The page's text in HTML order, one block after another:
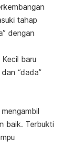
tahap
dengan
baru
“dada”
baik. Terbukti